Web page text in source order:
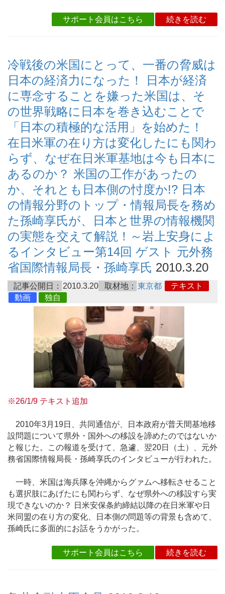
サポート会員はこちら 続きを読む
冷戦後の米国にとって、一番の脅威は
日本の経済力になった！ 日本が経済
に専念することを嫌った米国は、そ
の世界戦略に日本を巻き込むことで
「日本の積極的な活用」を始めた！
在日米軍の在り方は変化したにも関わ
らず、なぜ在日米軍基地は今も日本に
あるのか？ 米国の工作があったの
か、それとも日本側の忖度か!? 日本
の情報分野のトップ・情報局長を務め
た孫崎享氏が、日本と世界の情報機関
の実態を交えて解説！～岩上安身によ
るインタビュー第14回 ゲスト 元外務
省国際情報局長・孫崎享氏 2010.3.20
記事公開日： 2010.3.20 取材地： 東京都
テキスト
動画
独自
※26/1/9 テキスト追加
2010年3月19日、共同通信が、日本政府が普天間基地移
設問題について県外・国外への移設を諦めたのではないか
と報じた。この報道を受けて、急遽、翌20日（土）、元外
務省国際情報局長・孫崎享氏のインタビューが行われた。
一時、米国は海兵隊を沖縄からグァムへ移転させること
も選択肢にあげたにも関わらず、なぜ県外への移設すら実
現できないのか？ 日米安保条約締結以降の在日米軍や日
米同盟の在り方の変化、日本側の問題等の背景も含めて、
孫崎氏に多面的にお話をうかがった。
サポート会員はこちら 続きを読む